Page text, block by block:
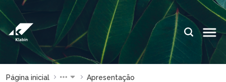
Pular para o Conteúdo principal
IDIOMAS:
ES
ESPAÇOS KLABIN
Página inicial Apresentação